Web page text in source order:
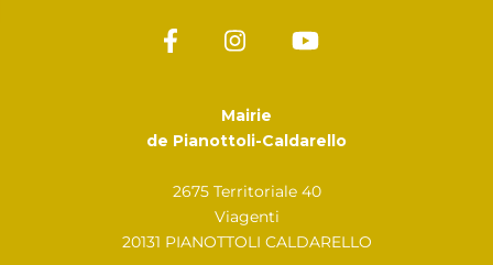
Mairie
de Pianottoli-Caldarello
2675 Territoriale 40
Viagenti
20131 PIANOTTOLI CALDARELLO